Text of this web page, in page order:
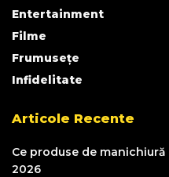
Entertainment
Filme
Frumusețe
Infidelitate
Articole Recente
Ce produse de
2026